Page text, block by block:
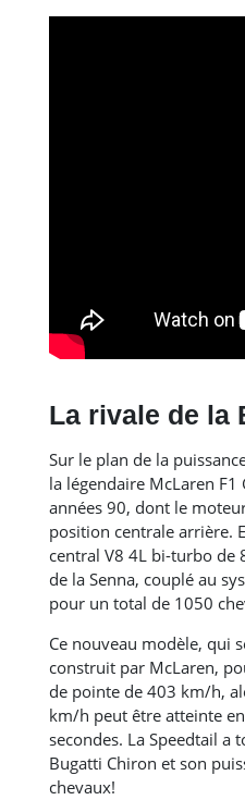
La rivale de la
Sur le plan de la
la légendaire McLaren
années 90, dont le
position centrale arrière.
central V8 4L bi-turbo de
de la Senna, couplé au
pour un total de 1050
Ce nouveau modèle, qui
construit par McLaren,
de pointe de 403 km/h,
km/h peut être atteinte
secondes. La Speedtail a
Bugatti Chiron et son
chevaux!